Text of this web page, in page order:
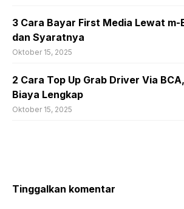
3 Cara Bayar First Media Lewat m-
dan Syaratnya
Oktober 15, 2025
2 Cara Top Up Grab Driver Via
Biaya Lengkap
Oktober 15, 2025
Tinggalkan komentar